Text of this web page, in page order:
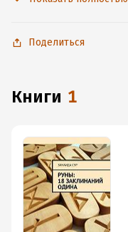
Поделиться
книги 1